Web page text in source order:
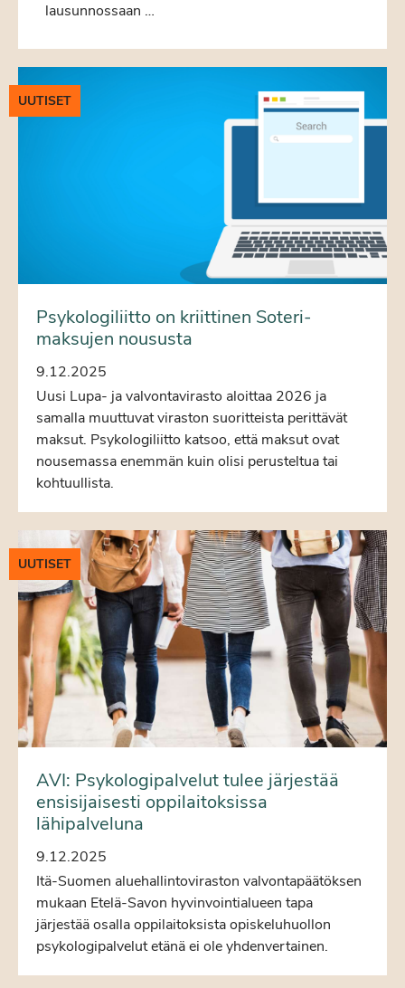
lausunnossaan …
UUTISET
Psykologiliitto on kriittinen Soteri-
maksujen noususta
9.12.2025
Uusi Lupa- ja valvontavirasto aloittaa 2026 ja
samalla muuttuvat viraston suoritteista perittävät
maksut. Psykologiliitto katsoo, että maksut ovat
nousemassa enemmän kuin olisi perusteltua tai
kohtuullista.
UUTISET
AVI: Psykologipalvelut tulee järjestää
ensisijaisesti oppilaitoksissa
lähipalveluna
9.12.2025
Itä-Suomen aluehallintoviraston valvontapäätöksen
mukaan Etelä-Savon hyvinvointialueen tapa
järjestää osalla oppilaitoksista opiskeluhuollon
psykologipalvelut etänä ei ole yhdenvertainen.